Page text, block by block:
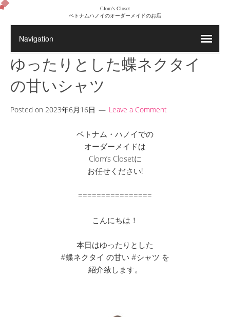
Clom's Closet
ベトナムハノイのオーダーメイドのお店
ゆったりとした蝶ネクタイ
の甘いシャツ
Posted on 2023年6月16日 Leave a Comment
ベトナム・ハノイでの
オーダーメイドは
Clom’s Closetに
お任せください!
================
こんにちは！
本日はゆったりとした
#蝶ネクタイ の甘い #シャツ を
紹介致します。